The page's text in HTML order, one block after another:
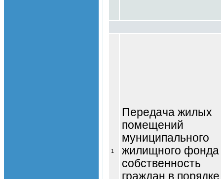
1
Передача жилых
помещений
муниципального
жилищного фонда
собственность
граждан в порядке